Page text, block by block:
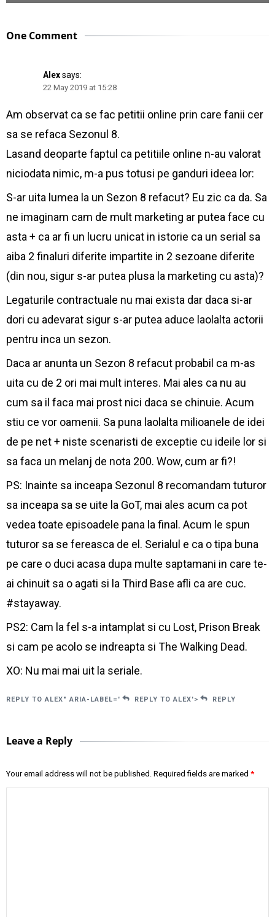
One Comment
Alexsays:
22 May 2019 at 15:28
Am observat ca se fac petitii online prin care fanii cer
sa se refaca Sezonul 8.
Lasand deoparte faptul ca petitiile online n-au valorat
niciodata nimic, m-a pus totusi pe ganduri ideea lor:
S-ar uita lumea la un Sezon 8 refacut? Eu zic ca da. Sa
ne imaginam cam de mult marketing ar putea face cu
asta + ca ar fi un lucru unicat in istorie ca un serial sa
aiba 2 finaluri diferite impartite in 2 sezoane diferite
(din nou, sigur s-ar putea plusa la marketing cu asta)?
Legaturile contractuale nu mai exista dar daca si-ar
dori cu adevarat sigur s-ar putea aduce laolalta actorii
pentru inca un sezon.
Daca ar anunta un Sezon 8 refacut probabil ca m-as
uita cu de 2 ori mai mult interes. Mai ales ca nu au
cum sa il faca mai prost nici daca se chinuie. Acum
stiu ce vor oamenii. Sa puna laolalta milioanele de idei
de pe net + niste scenaristi de exceptie cu ideile lor si
sa faca un melanj de nota 200. Wow, cum ar fi?!
PS: Inainte sa inceapa Sezonul 8 recomandam tuturor
sa inceapa sa se uite la GoT, mai ales acum ca pot
vedea toate episoadele pana la final. Acum le spun
tuturor sa se fereasca de el. Serialul e ca o tipa buna
pe care o duci acasa dupa multe saptamani in care te-
ai chinuit sa o agati si la Third Base afli ca are cuc.
#stayaway.
PS2: Cam la fel s-a intamplat si cu Lost, Prison Break
si cam pe acolo se indreapta si The Walking Dead.
XO: Nu mai mai uit la seriale.
REPLY TO ALEX" ARIA-LABEL=' REPLY TO ALEX'> REPLY
Leave a Reply
Your email address will not be published. Required fields are marked *